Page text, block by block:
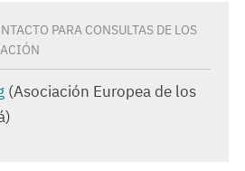
PARA CONSULTAS DE LOS
(Asociación Europea de los